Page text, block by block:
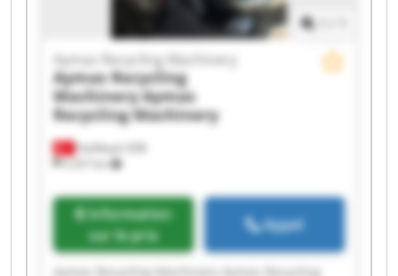
Halilbeyli OSB
2 257 km
Aymas Recycling Machinery
Aymas Recycling
Machinery Aymas
Recycling Machinery
Information
sur le prix
Appel
Aymas Recycling Machinery Aymas Recycling